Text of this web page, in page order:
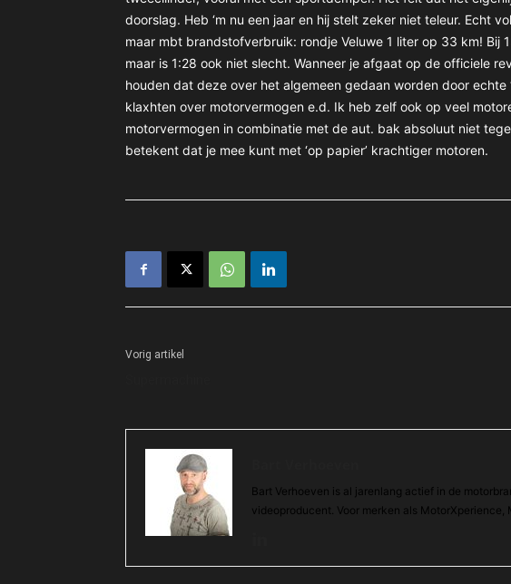
doorslag. Heb ‘m nu een jaar en hij stelt zeker niet teleur. Echt
maar mbt brandstofverbruik: rondje Veluwe 1 liter op 33 km! Bij
maar is 1:28 ook niet slecht. Wanneer je afgaat op de officiele
houden dat deze over het algemeen gedaan worden door echte
klaxhten over motorvermogen e.d. Ik heb zelf ook op veel
motorvermogen in combinatie met de aut. bak absoluut niet
betekent dat je mee kunt met ‘op papier’ krachtiger motoren.
Vorig artikel
Bart Verhoeven is al jarenlang actief in de
videoproducent. Voor merken als